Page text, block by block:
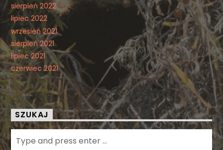
sierpień 2022
lipiec 2022
wrzesień 2021
sierpień 2021
lipiec 2021
czerwiec 2021
SZUKAJ